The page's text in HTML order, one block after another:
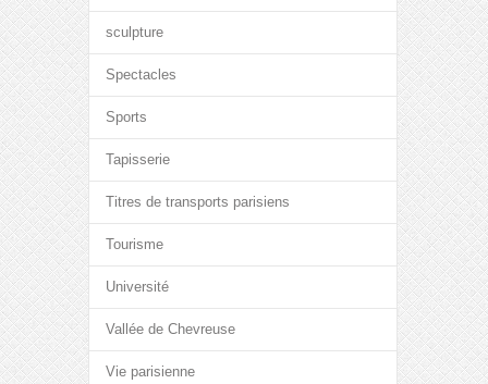
sculpture
Spectacles
Sports
Tapisserie
Titres de transports parisiens
Tourisme
Université
Vallée de Chevreuse
Vie parisienne